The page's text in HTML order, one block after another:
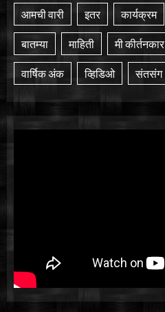
आमची वारी इतर कार्यक्रम
बातम्या माहिती मी कीर्तनकार
वार्षिक अंक व्हिडिओ संतसंग